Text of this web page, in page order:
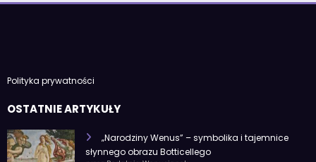
Polityka prywatności
OSTATNIE ARTYKUŁY
„Narodziny Wenus” – symbolika i tajemnice
słynnego obrazu Botticellego